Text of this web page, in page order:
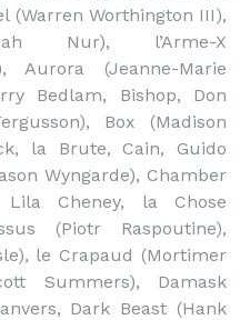
(Warren Worthington III),
Nur), l’Arme-X
Aurora (Jeanne-Marie
Bedlam, Bishop, Don
Box (Madison
la Brute, Cain, Guido
Wyngarde), Chamber
Lila Cheney, la Chose
(Piotr Raspoutine),
le Crapaud (Mortimer
Summers), Damask
Dark Beast (Hank